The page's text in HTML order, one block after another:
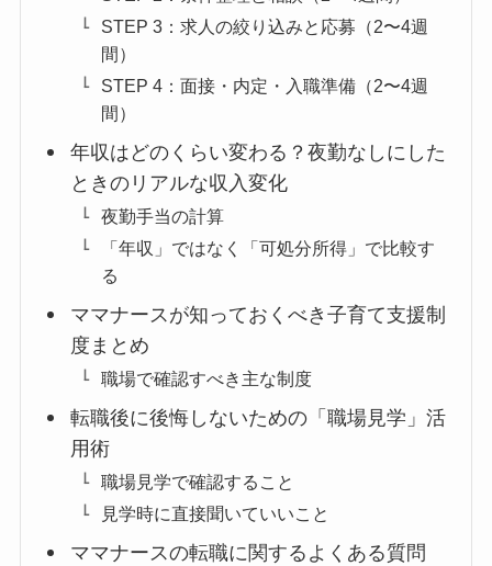
STEP 3：求人の絞り込みと応募（2〜4週
間）
STEP 4：面接・内定・入職準備（2〜4週
間）
年収はどのくらい変わる？夜勤なしにした
ときのリアルな収入変化
夜勤手当の計算
「年収」ではなく「可処分所得」で比較す
る
ママナースが知っておくべき子育て支援制
度まとめ
職場で確認すべき主な制度
転職後に後悔しないための「職場見学」活
用術
職場見学で確認すること
見学時に直接聞いていいこと
ママナースの転職に関するよくある質問